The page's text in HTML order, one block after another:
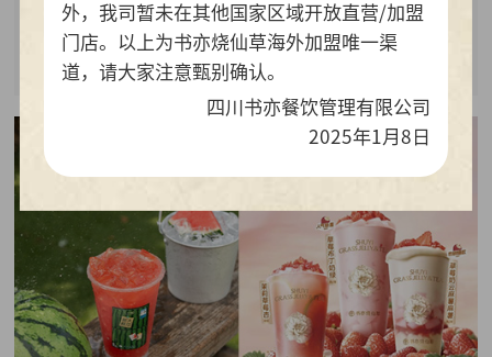
查看详情
外，我司暂未在其他国家区域开放直营/加盟
门店。以上为书亦烧仙草海外加盟唯一渠
道，请大家注意甄别确认。
四川书亦餐饮管理有限公司
2025年1月8日